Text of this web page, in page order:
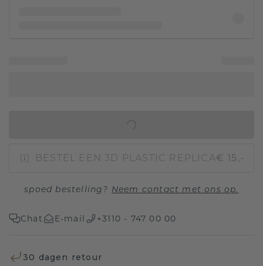
BESTEL EEN 3D PLASTIC REPLICA€ 15,-
spoed bestelling? Neem contact met ons op.
Chat E-mail +3110 - 747 00 00
30 dagen retour